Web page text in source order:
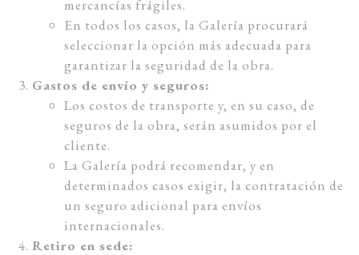
mercancías frágiles.
En todos los casos, la Galería procurará
seleccionar la opción más adecuada para
garantizar la seguridad de la obra.
Gastos de envío y seguros:
Los costos de transporte y, en su caso, de
seguros de la obra, serán asumidos por el
cliente.
La Galería podrá recomendar, y en
determinados casos exigir, la contratación de
un seguro adicional para envíos
internacionales.
Retiro en sede: